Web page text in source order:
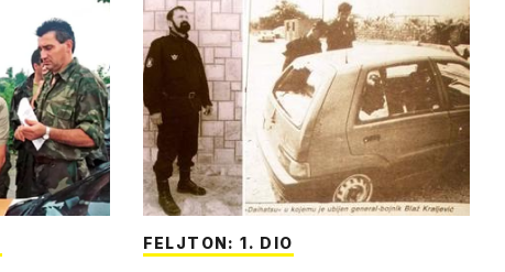
FELJTON: 1. DIO